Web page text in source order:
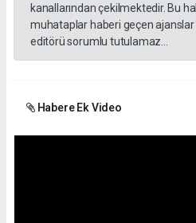
kanallarından çekilmektedir. Bu
muhataplar haberi geçen
editörü sorumlu tutulamaz...
Habere Ek Video